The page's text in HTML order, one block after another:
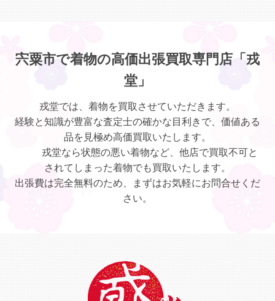
宍粟市で着物の高価出張買取専門店「戎
堂」
戎堂では、着物を買取させていただきます。
経験と知識が豊富な査定士の確かな目利きで、価値ある
品を見極め高価買取いたします。
戎堂なら状態の悪い着物など、他店で買取不可と
されてしまった着物でも買取いたします。
出張費は完全無料のため、まずはお気軽にお問合せくだ
さい。